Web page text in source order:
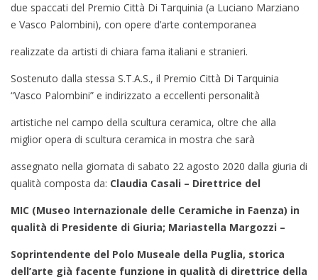
due spaccati del Premio Città Di Tarquinia (a Luciano Marziano
e Vasco Palombini), con opere d’arte contemporanea
realizzate da artisti di chiara fama italiani e stranieri.
Sostenuto dalla stessa S.T.A.S., il Premio Città Di Tarquinia
“Vasco Palombini” e indirizzato a eccellenti personalità
artistiche nel campo della scultura ceramica, oltre che alla
miglior opera di scultura ceramica in mostra che sarà
assegnato nella giornata di sabato 22 agosto 2020 dalla giuria di
qualità composta da: Claudia Casali – Direttrice del
MIC (Museo Internazionale delle Ceramiche in Faenza) in
qualità di Presidente di Giuria; Mariastella Margozzi –
Soprintendente del Polo Museale della Puglia, storica
dell’arte già facente funzione in qualità di direttrice della